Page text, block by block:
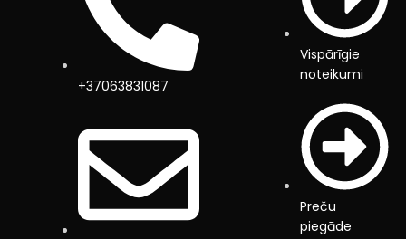
+37063831087
Vispārīgie
noteikumi
Preču
piegāde